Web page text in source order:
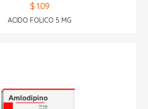
$ 1.09
ACIDO FOLICO 5 MG